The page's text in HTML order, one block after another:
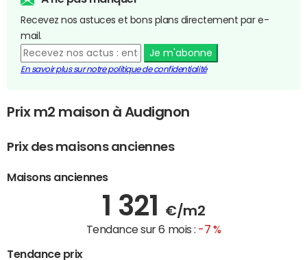
Recevez nos astuces et bons plans directement par e-
mail.
Je m'abonne
En savoir plus sur notre politique de confidentialité
Prix m2 maison à Audignon
Prix des maisons anciennes
Maisons anciennes
1 321 €/m2
Tendance sur 6 mois : -7 %
Tendance prix